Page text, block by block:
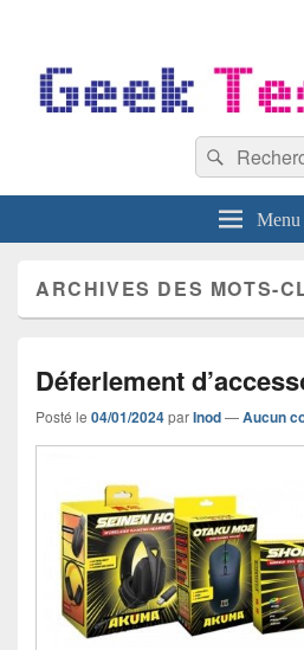
Recherche :
Menu
ARCHIVES DES MOTS-
Déferlement
Posté le 04/01/2024parInod—Aucun